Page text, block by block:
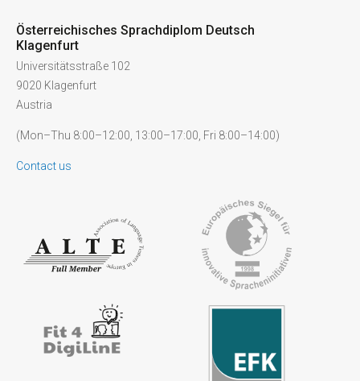
Österreichisches Sprachdiplom Deutsch
Klagenfurt
Universitätsstraße 102
9020 Klagenfurt
Austria
(Mon–Thu 8:00–12:00, 13:00–17:00, Fri 8:00–14:00)
Contact us